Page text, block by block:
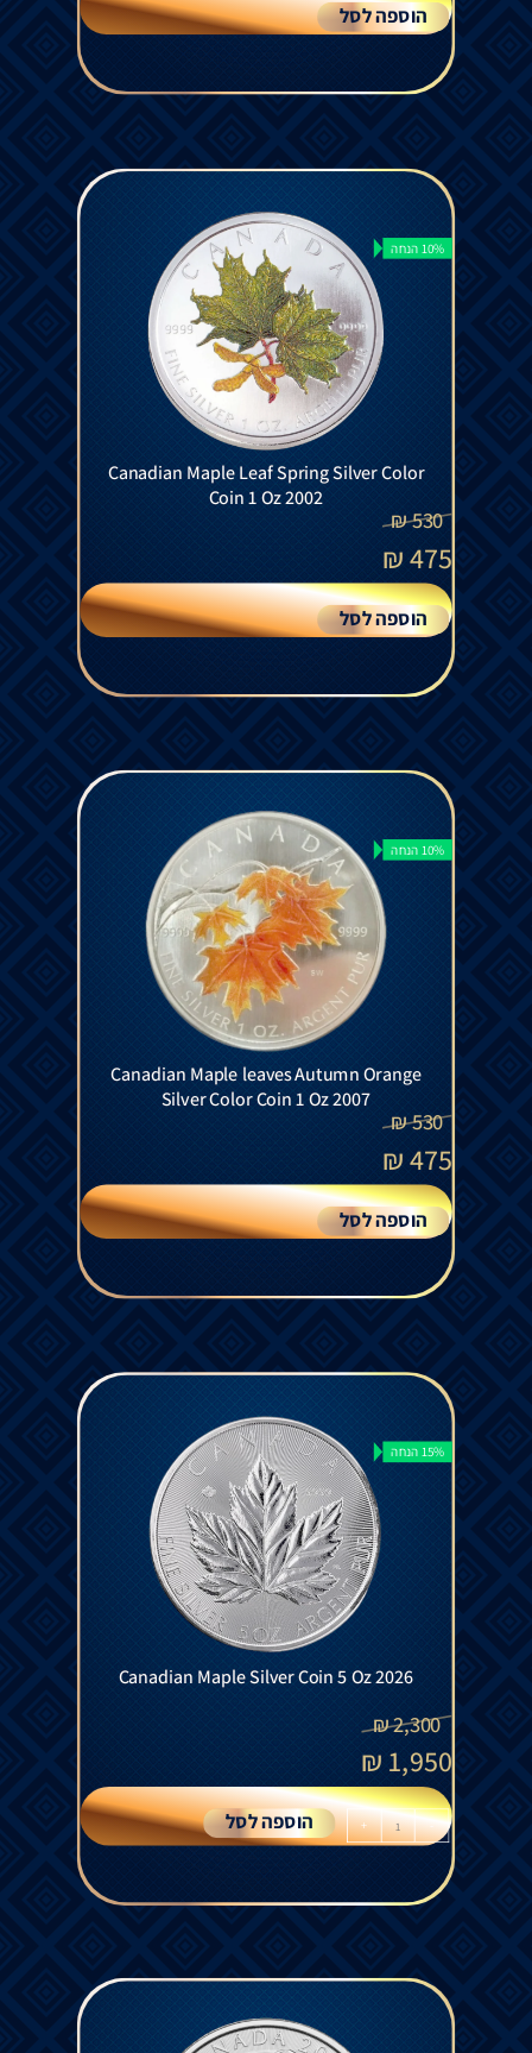
הוספה לסל
10% הנחה
Canadian Maple Leaf Spring Silver Color
Coin 1 Oz 2002
530
₪
475
₪
הוספה לסל
10% הנחה
Canadian Maple leaves Autumn Orange
Silver Color Coin 1 Oz 2007
530
₪
475
₪
הוספה לסל
15% הנחה
Canadian Maple Silver Coin 5 Oz 2026
2,300
₪
1,950
₪
-
+ הוספה לסל